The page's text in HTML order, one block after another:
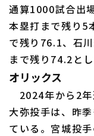
通算1000試合出
本塁打まで残り5
で残り76.1、石
まで残り74.2とし
オリックス
2024年から2年
大弥投手は、昨
ている。宮城投